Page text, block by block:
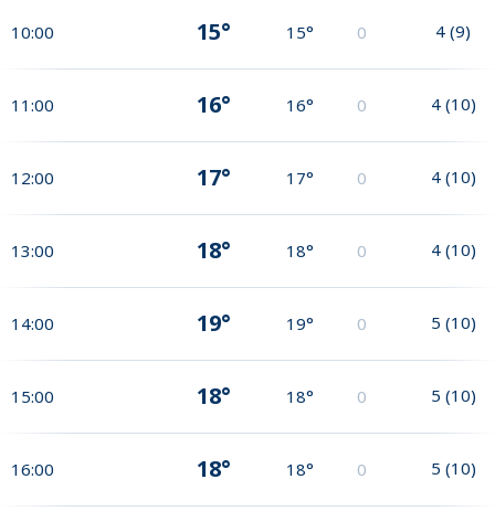
10:00 15° 15° 0 4 (9)
11:00 16° 16° 0 4 (10)
12:00 17° 17° 0 4 (10)
13:00 18° 18° 0 4 (10)
14:00 19° 19° 0 5 (10)
15:00 18° 18° 0 5 (10)
16:00 18° 18° 0 5 (10)